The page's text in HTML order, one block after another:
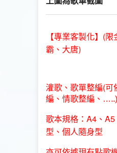
【專業客製化】 (限
霸、大唐)
灌歌、 歌單整編(可
編、情歌整編、…..)
歌本規格：A4、
型、個人隨身型